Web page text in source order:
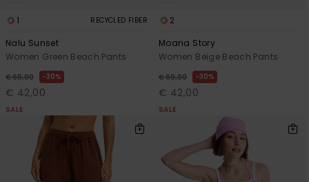
1 RECYCLED FIBER
Nalu Sunset
Women Green Beach Pants
€ 60,00 30%
€ 42,00
SALE
2
Moana Story
Women Beige Beach Pants
€ 60,00 30%
€ 42,00
SALE